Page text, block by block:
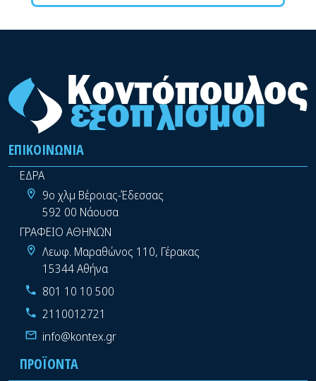
ΕΠΙΚΟΙΝΩΝΊΑ
ΕΔΡΑ
9ο χλμ Βέροιας-Έδεσσας
592 00 Νάουσα
ΓΡΑΦΕΙΟ ΑΘΗΝΩΝ
Λεωφ. Μαραθώνος 110, Γέρακας
15344 Αθήνα
801 10 10 500
2110012721
info@kontex.gr
ΠΡΟΪΌΝΤΑ